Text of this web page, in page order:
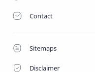
Contact
Sitemaps
Disclaimer